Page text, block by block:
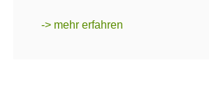
-> mehr erfahren